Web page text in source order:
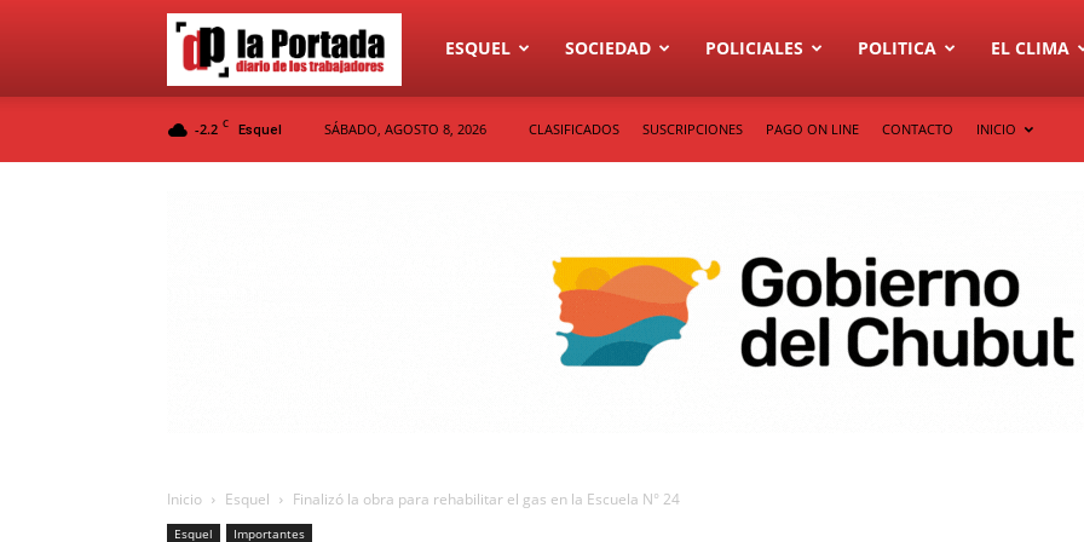
Diario
ESQUEL SOCIEDAD POLICIALES POLITICA EL CLIMA
-2.2 C Esquel SÁBADO, AGOSTO 8, 2026 CLASIFICADOS SUSCRIPCIONES PAGO ON LINE CONTACTO INICIO
Inicio Esquel Finalizó la obra para rehabilitar el gas en la Escuela N° 24
Esquel Importantes